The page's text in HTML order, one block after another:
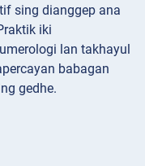
sing dianggep ana
iki
lan takhayul
babagan
gedhe.